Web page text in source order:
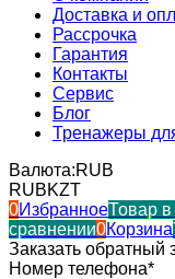
Доставка и
Рассрочка
Гарантия
Контакты
Сервис
Блог
Тренажеры
Валюта:RUB
RUBKZT
0ИзбранноеТовар
сравнении0Корзина
Заказать обратный
Номер телефона*